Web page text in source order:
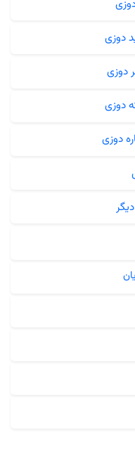
دوزی
دوزی
دوزی
دوزی